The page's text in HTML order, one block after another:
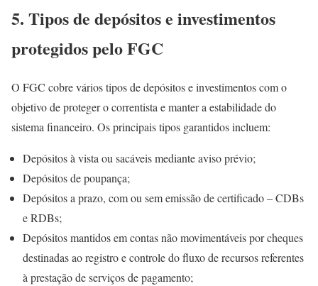
5. Tipos de depósitos e investimentos
protegidos pelo FGC
O FGC cobre vários tipos de depósitos e investimentos com o
objetivo de proteger o correntista e manter a estabilidade do
sistema financeiro. Os principais tipos garantidos incluem:
Depósitos à vista ou sacáveis mediante aviso prévio;
Depósitos de poupança;
Depósitos a prazo, com ou sem emissão de certificado – CDBs
e RDBs;
Depósitos mantidos em contas não movimentáveis por cheques
destinadas ao registro e controle do fluxo de recursos referentes
à prestação de serviços de pagamento;